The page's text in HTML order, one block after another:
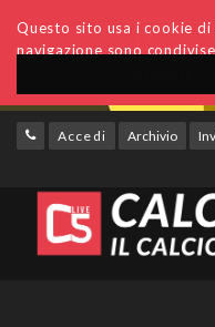
Questo sito usa i cookie
navigazione sono
Accedi Archivio